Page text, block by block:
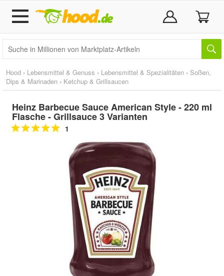
Hood › Lebensmittel & Genuss › Lebensmittel & Spezialitäten › Soßen,
Dips & Marinaden › Ketchup & Grillsaucen
Heinz Barbecue Sauce American Style - 220 ml
Flasche - Grillsauce 3 Varianten
1